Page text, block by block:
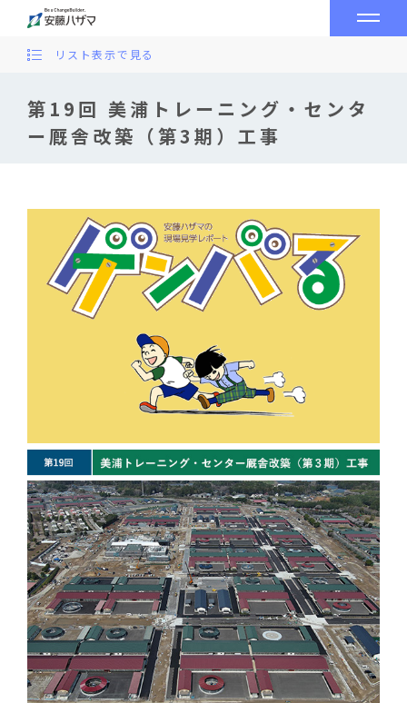
第19回 美浦トレーニング・センタ
ー厩舎改築（第3期）工事
リスト表示で見る